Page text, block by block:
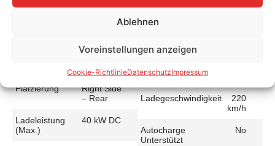
Ablehnen
Voreinstellungen anzeigen
Cookie-RichtlinieDatenschutzImpressum
Schnellladen
Platzierung
Right Side
– Rear
Ladeleistung
(max.)
40 kW DC
>392 Km)
Ladegeschwindigkeit
220
km/h
Autocharge
Unterstützt
No